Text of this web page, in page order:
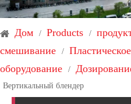
Дом / Products /
смешивание
/
оборудование
/
Вертикальный блендер